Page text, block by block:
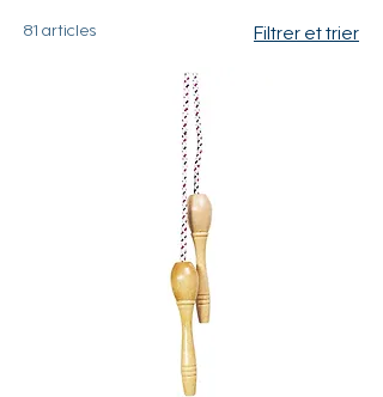
81 articles Filtrer et trier